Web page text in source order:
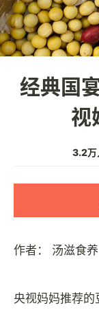
经典国
视
3.2万
作者： 汤滋食养